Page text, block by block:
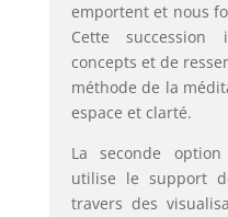
emportent et nous
Cette succession
concepts et de
méthode de la
espace et clarté.
La seconde
utilise le support
travers des